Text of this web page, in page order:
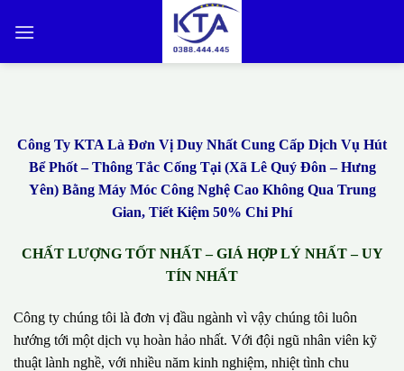
qua
Công Ty KTA Là Đơn Vị Duy Nhất Cung Cấp Dịch Vụ Hút
Bể Phốt – Thông Tắc Cống Tại (Xã Lê Quý Đôn – Hưng
Yên) Bằng Máy Móc Công Nghệ Cao Không Qua Trung
Gian, Tiết Kiệm 50% Chi Phí
CHẤT LƯỢNG TỐT NHẤT – GIÁ HỢP LÝ NHẤT – UY
TÍN NHẤT
Công ty chúng tôi là đơn vị đầu ngành vì vậy chúng tôi luôn
hướng tới một dịch vụ hoàn hảo nhất. Với đội ngũ nhân viên kỹ
thuật lành nghề, với nhiều năm kinh nghiệm, nhiệt tình chu